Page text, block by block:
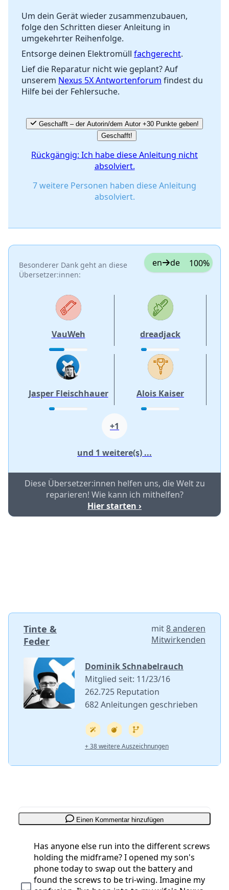
Abbrechen Kommentieren
Um dein Gerät wieder zusammenzubauen,
folge den Schritten dieser Anleitung in
umgekehrter Reihenfolge.
Entsorge deinen Elektromüll fachgerecht.
Lief die Reparatur nicht wie geplant? Auf
unserem Nexus 5X Antwortenforum findest du
Hilfe bei der Fehlersuche.
Geschafft – der Autorin/dem Autor +30 Punkte geben!
Geschafft!
Rückgängig: Ich habe diese Anleitung nicht
absolviert.
7 weitere Personen haben diese Anleitung
absolviert.
Besonderer Dank geht an diese
Übersetzer:innen:
en de 100%
VauWeh dreadjack
Jasper Fleischhauer Alois Kaiser
+1
und 1 weitere(s) ...
Diese Übersetzer:innen helfen uns, die Welt zu
reparieren! Wie kann ich mithelfen?
Hier starten ›
Tinte &
Feder
mit8 anderen
Mitwirkenden
Dominik Schnabelrauch
Mitglied seit: 11/23/16
262.725 Reputation
682 Anleitungen geschrieben
+ 38 weitere Auszeichnungen
Einen Kommentar hinzufügen
Has anyone else run into the different screws
holding the midframe? I opened my son's
phone today to swap out the battery and
found the screws to be tri-wing. Imagine my